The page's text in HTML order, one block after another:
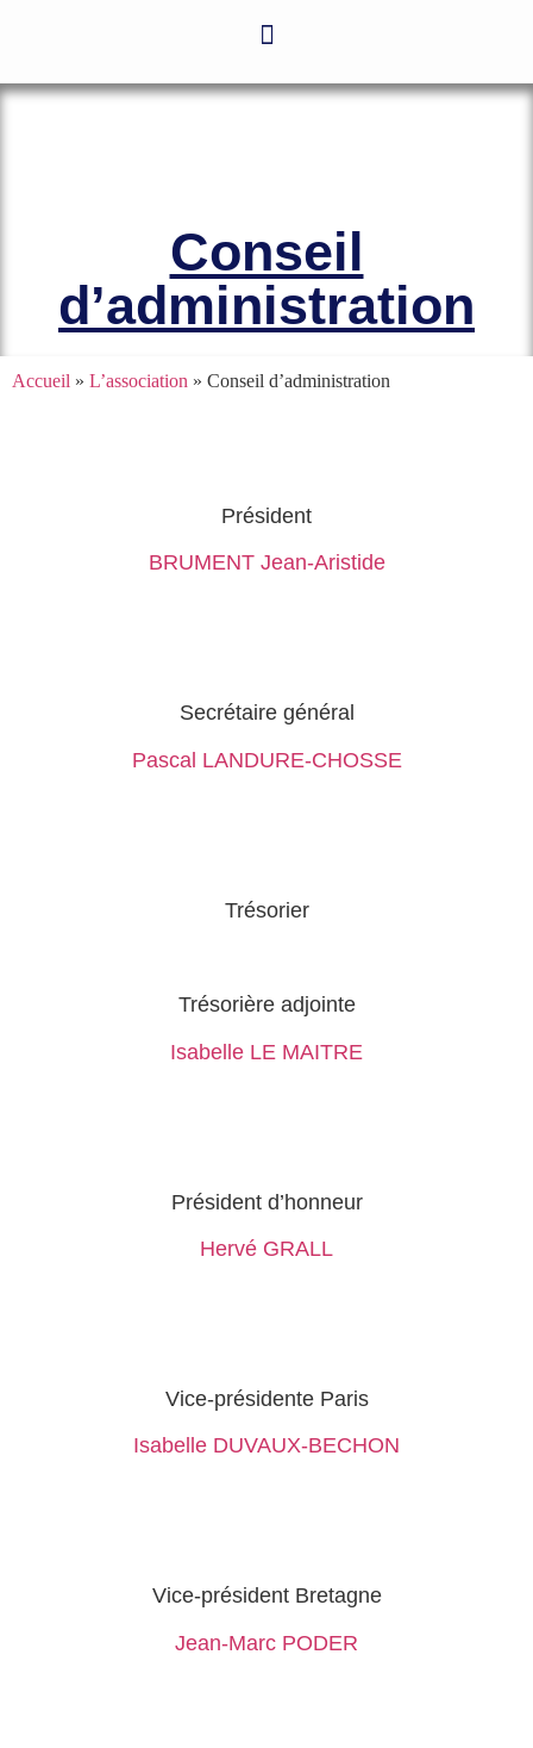
Conseil
d’administration
Accueil » L’association » Conseil d’administration
Président
BRUMENT Jean-Aristide
Secrétaire général
Pascal LANDURE-CHOSSE
Trésorier
Trésorière adjointe
Isabelle LE MAITRE
Président d’honneur
Hervé GRALL
Vice-présidente Paris
Isabelle DUVAUX-BECHON
Vice-président Bretagne
Jean-Marc PODER